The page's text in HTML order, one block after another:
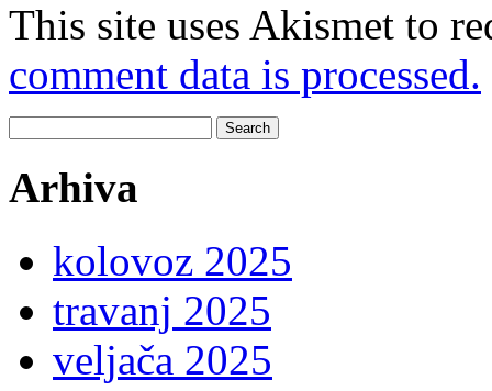
This site uses Akismet to
comment data is processed.
for:
Arhiva
kolovoz 2025
travanj 2025
veljača 2025